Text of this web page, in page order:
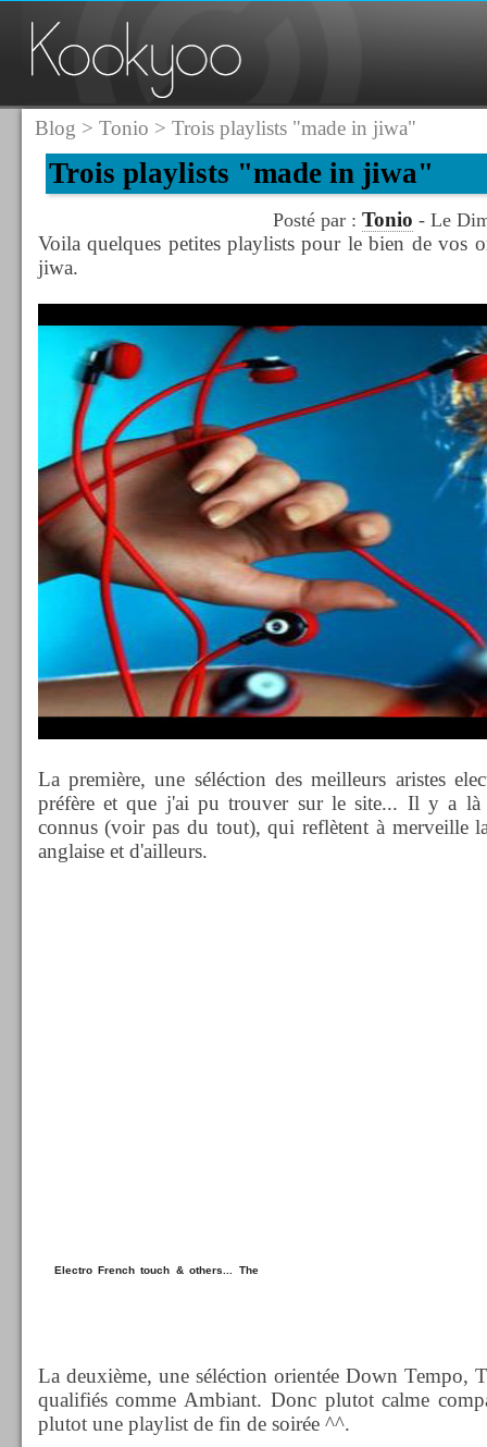
Blog > Tonio > Trois playlists "made in jiwa"
Trois playlists "made in jiwa"
Posté par : Tonio - Le
Voila quelques petites playlists pour le bien de vos
jiwa.
La première, une séléction des meilleurs aristes
préfère et que j'ai pu trouver sur le site... Il y a là
connus (voir pas du tout), qui reflètent à merveille
anglaise et d'ailleurs.
Electro French touch & others... The
La deuxième, une séléction orientée Down Tempo,
qualifiés comme Ambiant. Donc plutot calme
plutot une playlist de fin de soirée ^^.